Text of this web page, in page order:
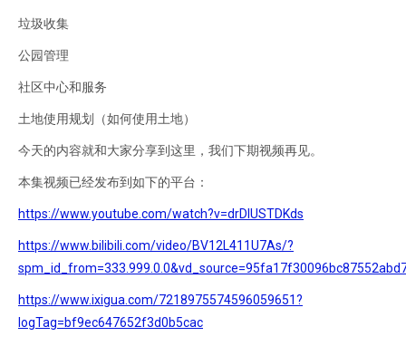
垃圾收集
公园管理
社区中心和服务
土地使用规划（如何使用土地）
今天的内容就和大家分享到这里，我们下期视频再见。
本集视频已经发布到如下的平台：
https://www.youtube.com/watch?v=drDIUSTDKds
https://www.bilibili.com/video/BV12L411U7As/?
https://www.ixigua.com/7218975574596059651?
logTag=bf9ec647652f3d0b5cac